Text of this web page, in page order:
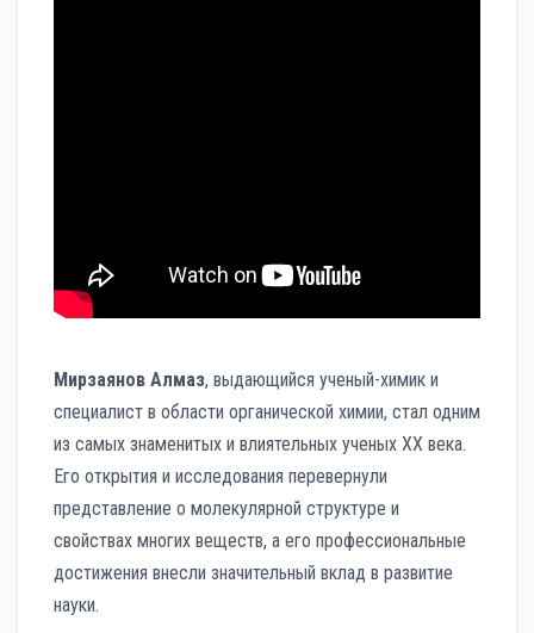
Мирзаянов Алмаз, выдающийся ученый-химик и
специалист в области органической химии, стал одним
из самых знаменитых и влиятельных ученых ХХ века.
Его открытия и исследования перевернули
представление о молекулярной структуре и
свойствах многих веществ, а его профессиональные
достижения внесли значительный вклад в развитие
науки.